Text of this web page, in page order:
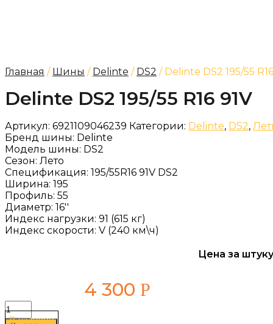
Главная / Шины / Delinte / DS2 / Delinte DS2 195/55
Delinte DS2 195/55 R16 91V
Артикул: 6921109046239 Категории: Delinte, DS2,
Бренд шины: Delinte
Модель шины: DS2
Сезон: Лето
Спецификация: 195/55R16 91V DS2
Ширина: 195
Профиль: 55
Диаметр: 16''
Индекс нагрузки: 91 (615 кг)
Индекс скорости: V (240 км\ч)
Цена за
4 300 Р
В наличии
Количество
товара